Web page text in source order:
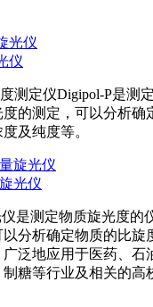
仪
测定仪Digipol-P是测
的测定，可以分析确
及纯度等。
光仪
仪是测定物质旋光度的
分析确定物质的比旋
泛地应用于医药、石
糖等行业及相关的高